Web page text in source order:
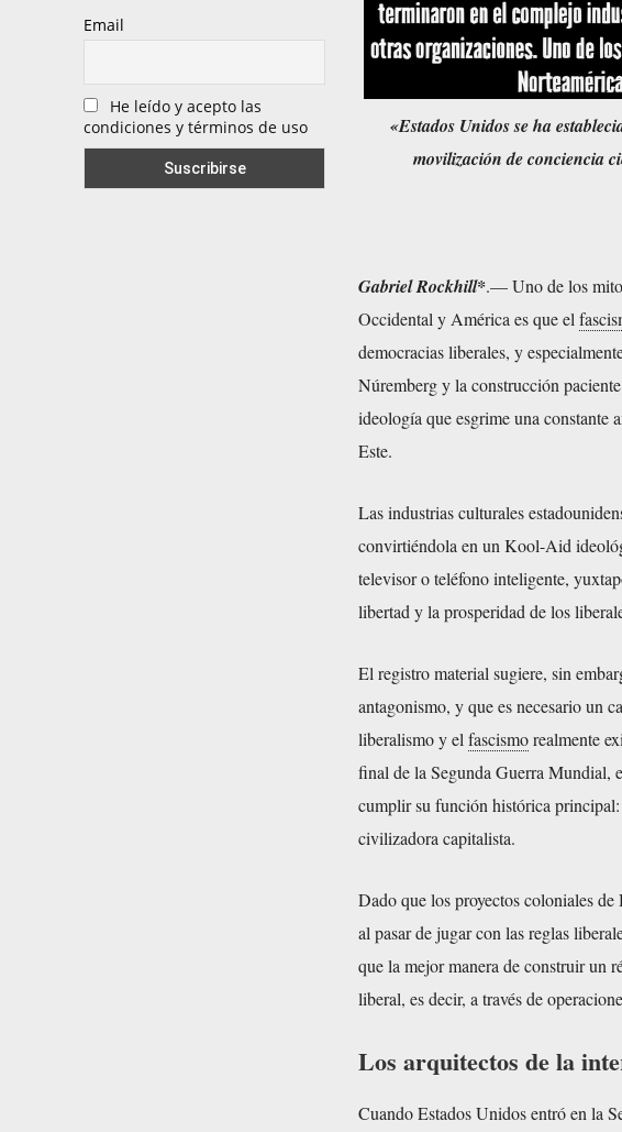
Email
He leído y acepto las
condiciones y términos de uso
«Estados Unidos se ha
movilización de conciencia
Gabriel Rockhill*.— Uno de los
Occidental y América es que el
democracias liberales, y
Núremberg y la construcción
ideología que esgrime una constante
Este.
Las industrias culturales
convirtiéndola en un Kool-Aid
televisor o teléfono inteligente,
libertad y la prosperidad de los
El registro material sugiere, sin
antagonismo, y que es necesario un
liberalismo y el fascismorealmente
final de la Segunda Guerra Mundial,
cumplir su función histórica
civilizadora capitalista.
Dado que los proyectos coloniales
al pasar de jugar con las reglas
que la mejor manera de construir un
liberal, es decir, a través de
Los arquitectos de la
Cuando Estados Unidos entró en la